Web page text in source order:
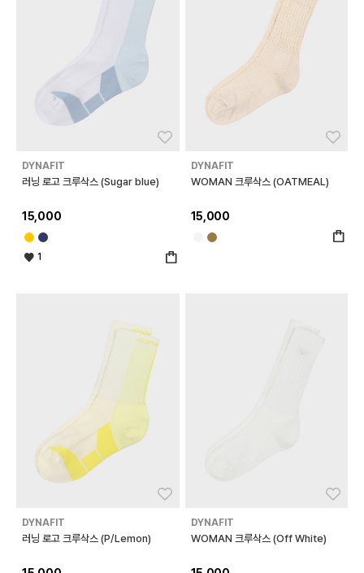
DYNAFIT
러닝 로고 크루삭스 (Sugar blue)
15,000
1
DYNAFIT
WOMAN 크루삭스 (OATMEAL)
15,000
DYNAFIT
러닝 로고 크루삭스 (P/Lemon)
DYNAFIT
WOMAN 크루삭스 (Off White)